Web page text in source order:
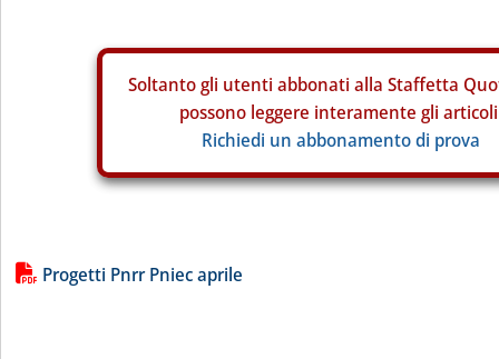
Soltanto gli utenti abbonati alla Staffetta
possono leggere interamente gli
Richiedi un abbonamento di prova
Lista allegati PDF alla notizia
Progetti Pnrr Pniec aprile